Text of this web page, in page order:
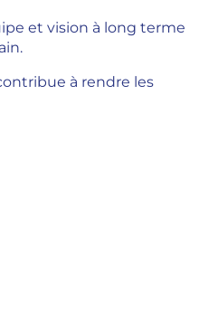
et vision à long terme
à rendre les